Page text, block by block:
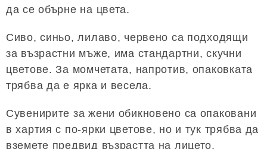
да се обърне на цвета.
Сиво, синьо, лилаво, червено са подходящи
за възрастни мъже, има стандартни, скучни
цветове. За момчетата, напротив, опаковката
трябва да е ярка и весела.
Сувенирите за жени обикновено са опаковани
в хартия с по-ярки цветове, но и тук трябва да
вземете предвид възрастта на лицето,